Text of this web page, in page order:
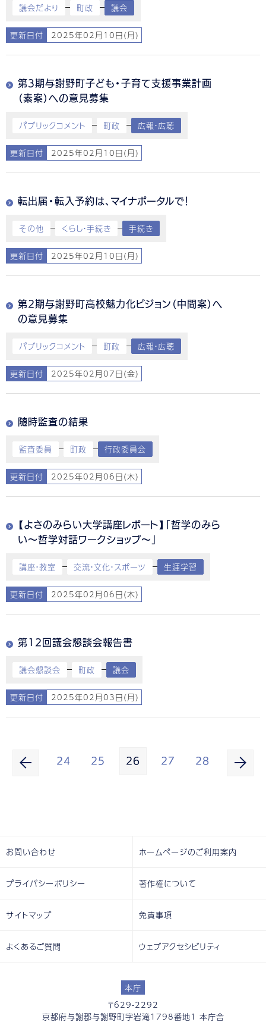
議会だより 町政 議会
更新日付 2025年02月10日(月)
第3期与謝野町子ども・子育て支援事業計画
（素案）への意見募集
パブリックコメント 町政 広報・広聴
更新日付 2025年02月10日(月)
転出届・転入予約は、マイナポータルで！
その他 くらし・手続き 手続き
更新日付 2025年02月10日(月)
第2期与謝野町高校魅力化ビジョン（中間案）へ
の意見募集
パブリックコメント 町政 広報・広聴
更新日付 2025年02月07日(金)
随時監査の結果
監査委員 町政 行政委員会
更新日付 2025年02月06日(木)
【よさのみらい大学講座レポート】「哲学のみら
い～哲学対話ワークショップ～」
講座・教室 交流・文化・スポーツ 生涯学習
更新日付 2025年02月06日(木)
第12回議会懇談会報告書
議会懇談会 町政 議会
更新日付 2025年02月03日(月)
24 25 26 27 28
本庁
〒629-2292
京都府与謝郡与謝野町字岩滝1798番地1 本庁舎
お問い合わせ ホームページのご利用案内
プライバシーポリシー 著作権について
サイトマップ 免責事項
よくあるご質問 ウェブアクセシビリティ